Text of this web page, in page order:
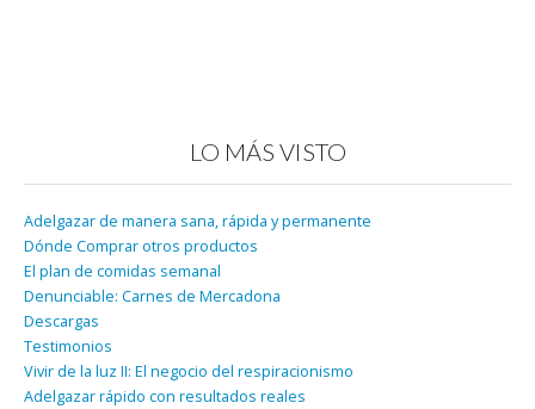
LO MÁS VISTO
Adelgazar de manera sana, rápida y permanente
Dónde Comprar otros productos
El plan de comidas semanal
Denunciable: Carnes de Mercadona
Descargas
Testimonios
Vivir de la luz II: El negocio del respiracionismo
Adelgazar rápido con resultados reales